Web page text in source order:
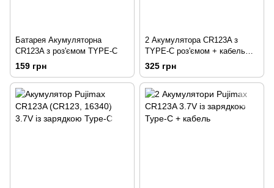
Батарея Акумуляторна
CR123A з роз'ємом TYPE-C
159 грн
2 Акумулятора CR123A з
TYPE-C роз'ємом + кабель
подвійний
325 грн